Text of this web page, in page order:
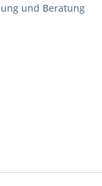
und Beratung